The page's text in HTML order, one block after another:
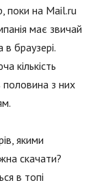
поки на Mail.ru
має звичай
браузері.
кількість
половина з них
якими
скачати?
в топі